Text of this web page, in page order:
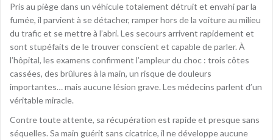
Pris au piège dans un véhicule totalement détruit et envahi par la
fumée, il parvient à se détacher, ramper hors de la voiture au milieu
du trafic et se mettre à l’abri. Les secours arrivent rapidement et
sont stupéfaits de le trouver conscient et capable de parler. À
l’hôpital, les examens confirment l’ampleur du choc : trois côtes
cassées, des brûlures à la main, un risque de douleurs
importantes… mais aucune lésion grave. Les médecins parlent d’un
véritable miracle.
Contre toute attente, sa récupération est rapide et presque sans
séquelles. Sa main guérit sans cicatrice, il ne développe aucune